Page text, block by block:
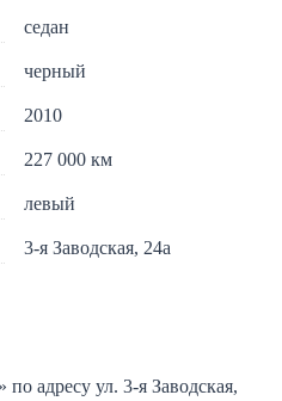
седан
черный
2010
227 000 км
левый
3-я Заводская, 24а
адресу ул. 3-я Заводская,